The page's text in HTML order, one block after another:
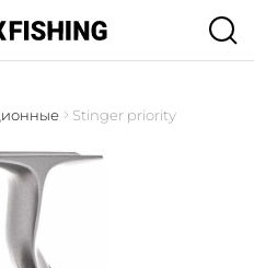
Stinger priority